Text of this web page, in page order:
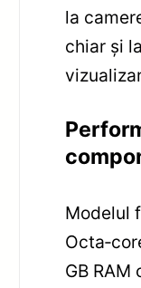
la
chiar și
Modelul
GB RAM